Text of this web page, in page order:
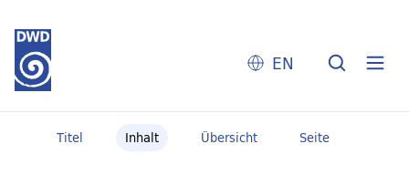
EN
Titel Inhalt Übersicht Seite